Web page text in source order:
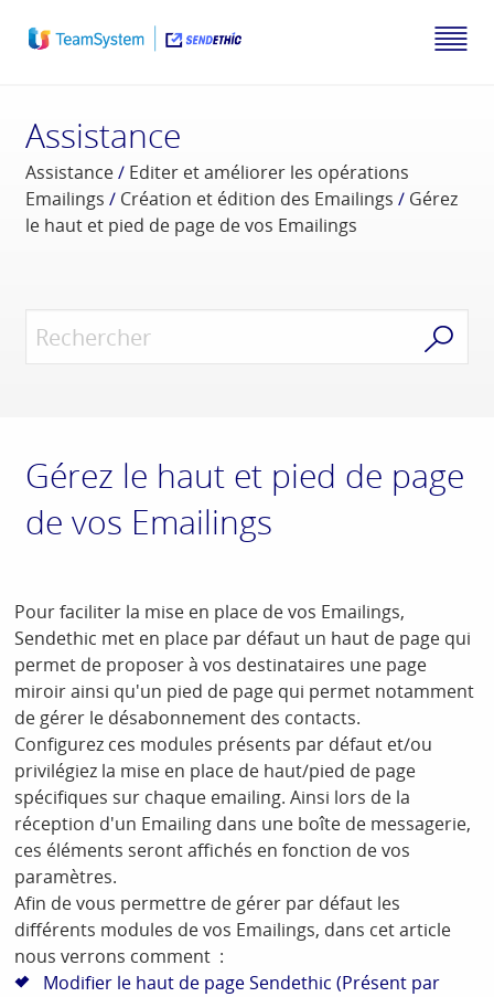
Assistance
Assistance/ Editer et améliorer les opérations
Emailings / Création et édition des Emailings / Gérez
le haut et pied de page de vos Emailings
Gérez le haut et pied de page
de vos Emailings
Pour faciliter la mise en place de vos Emailings,
Sendethic met en place par défaut un haut de page qui
permet de proposer à vos destinataires une page
miroir ainsi qu'un pied de page qui permet notamment
de gérer le désabonnement des contacts.
Configurez ces modules présents par défaut et/ou
privilégiez la mise en place de haut/pied de page
spécifiques sur chaque emailing. Ainsi lors de la
réception d'un Emailing dans une boîte de messagerie,
ces éléments seront affichés en fonction de vos
paramètres.
Afin de vous permettre de gérer par défaut les
différents modules de vos Emailings, dans cet article
nous verrons comment :
Modifier le haut de page Sendethic (Présent par